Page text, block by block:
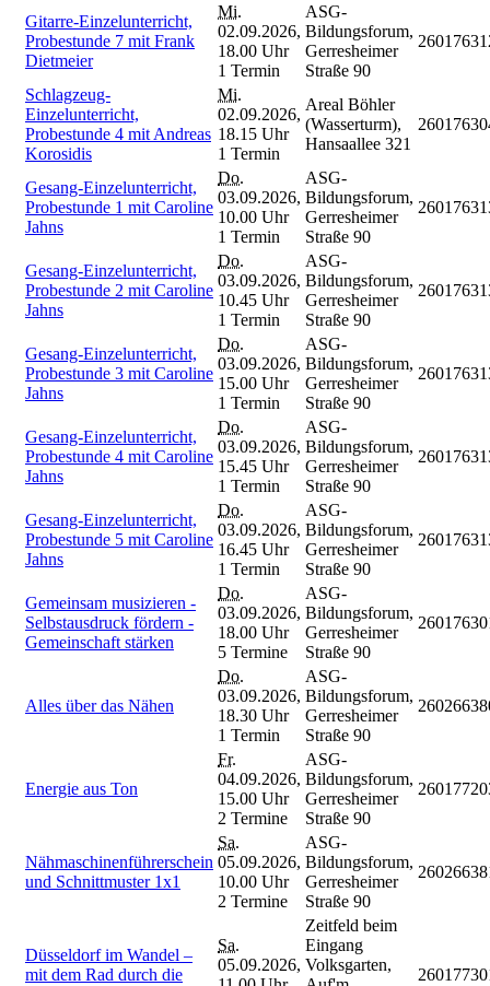
Gitarre-Einzelunterricht,
Probestunde 7 mit Frank
Dietmeier
Mi.
02.09.2026,
18.00 Uhr
1 Termin
ASG-
Bildungsforum,
Gerresheimer
Straße 90
Schlagzeug-
Einzelunterricht,
Probestunde 4 mit Andreas
Korosidis
Mi.
02.09.2026,
18.15 Uhr
1 Termin
Areal Böhler
(Wasserturm),
Hansaallee 321
Gesang-Einzelunterricht,
Probestunde 1 mit Caroline
Jahns
Do.
03.09.2026,
10.00 Uhr
1 Termin
ASG-
Bildungsforum,
Gerresheimer
Straße 90
Gesang-Einzelunterricht,
Probestunde 2 mit Caroline
Jahns
Do.
03.09.2026,
10.45 Uhr
1 Termin
ASG-
Bildungsforum,
Gerresheimer
Straße 90
Gesang-Einzelunterricht,
Probestunde 3 mit Caroline
Jahns
Do.
03.09.2026,
15.00 Uhr
1 Termin
ASG-
Bildungsforum,
Gerresheimer
Straße 90
Gesang-Einzelunterricht,
Probestunde 4 mit Caroline
Jahns
Do.
03.09.2026,
15.45 Uhr
1 Termin
ASG-
Bildungsforum,
Gerresheimer
Straße 90
Gesang-Einzelunterricht,
Probestunde 5 mit Caroline
Jahns
Do.
03.09.2026,
16.45 Uhr
1 Termin
ASG-
Bildungsforum,
Gerresheimer
Straße 90
Gemeinsam musizieren -
Selbstausdruck fördern -
Gemeinschaft stärken
Do.
03.09.2026,
18.00 Uhr
5 Termine
ASG-
Bildungsforum,
Gerresheimer
Straße 90
Alles über das Nähen
Do.
03.09.2026,
18.30 Uhr
1 Termin
ASG-
Bildungsforum,
Gerresheimer
Straße 90
Energie aus Ton
Fr.
04.09.2026,
15.00 Uhr
2 Termine
ASG-
Bildungsforum,
Gerresheimer
Straße 90
Nähmaschinenführerschein
und Schnittmuster 1x1
Sa.
05.09.2026,
10.00 Uhr
2 Termine
ASG-
Bildungsforum,
Gerresheimer
Straße 90
Düsseldorf im Wandel –
mit dem Rad durch die
Sa.
05.09.2026,
Zeitfeld beim
Eingang
Volksgarten,